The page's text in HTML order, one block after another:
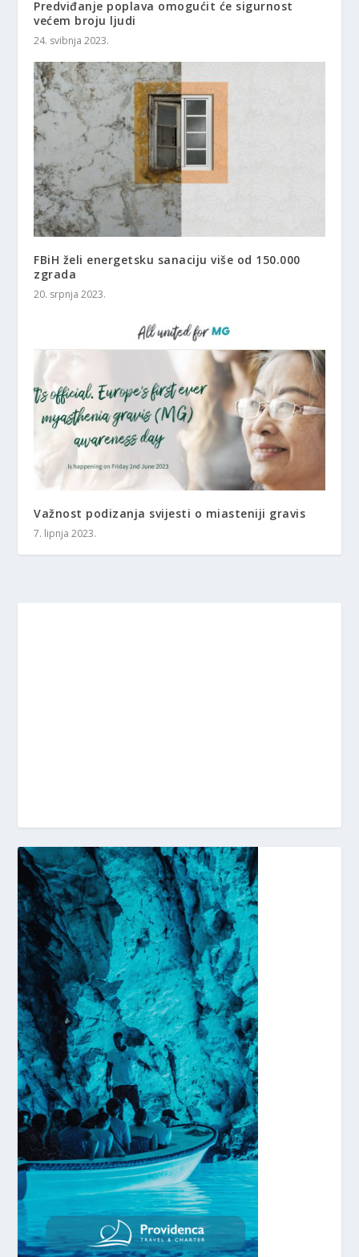
Predviđanje poplava omogućit će sigurnost
većem broju ljudi
24. svibnja 2023.
FBiH želi energetsku sanaciju više od 150.000
zgrada
20. srpnja 2023.
Važnost podizanja svijesti o miasteniji gravis
7. lipnja 2023.